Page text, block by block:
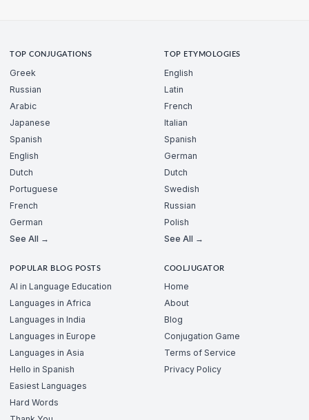
TOP CONJUGATIONS
Greek
Russian
Arabic
Japanese
Spanish
English
Dutch
Portuguese
French
German
See All →
TOP ETYMOLOGIES
English
Latin
French
Italian
Spanish
German
Dutch
Swedish
Russian
Polish
See All →
POPULAR BLOG POSTS
AI in Language Education
Languages in Africa
Languages in India
Languages in Europe
Languages in Asia
Hello in Spanish
Easiest Languages
Hard Words
COOLJUGATOR
Home
About
Blog
Conjugation Game
Terms of Service
Privacy Policy